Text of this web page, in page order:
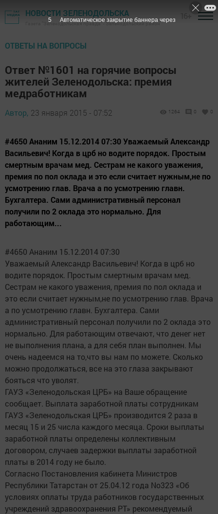
НОВОСТИ ЗЕЛЕНОДОЛЬСКА
Газета "Зеленодольская правда" - Зеленодольский район
ОТВЕТЫ НА ВОПРОСЫ
Ответ №1601 на горячие вопросы
жителей Зеленодольска: премия
медработникам
Автор, 23 января 2015 - 07:52 1264 0 0
#4650 Ананим 15.12.2014 07:30 Уважаемый Александр
Васильевич! Когда в црб но водите порядок. Простым
смертным врачам мед. Сестрам не какого уважения,
премия по пол оклада и это если считает нужным,не по
усмотрению глав. Врача а по усмотрению главн.
Бухгалтера. Сами административный персонал
получили по 2 оклада это нормально. Для
работающим...
#4650 Ананим 15.12.2014 07:30
Уважаемый Александр Васильевич! Когда в црб но
водите порядок. Простым смертным врачам мед.
Сестрам не какого уважения, премия по пол оклада и
это если считает нужным,не по усмотрению глав. Врача
а по усмотрению главн. Бухгалтера. Сами
административный персонал получили по 2 оклада это
нормально. Для работающим отвечают, что денег нет
не выполнения плана, а для себя план выполнен. Мы
очень надеемся на то,что вы нам по можете. Сколько
можно продолжаться, все на это глаза закрывают
бояться что уволят.
ГАУЗ «Зеленодольская ЦРБ» на Ваше обращение
сообщает. Выплата заработной платы сотрудникам
ГАУЗ «Зеленодольская ЦРБ» производится 2 раза в
месяц 15 и 25 числа каждого месяца. Сроки выплаты
заработной платы определены коллективным
договором, случаев задержки выплаты заработной
платы в 2014 году не было.
Согласно Постановления кабинета Министров
Республики Татарстан от 25.04.12 года No323 «Об
условиях оплаты труда работников государственных
учреждений здравоохранения РТ» рекомендуемый
5 Автоматическое закрытие баннера через